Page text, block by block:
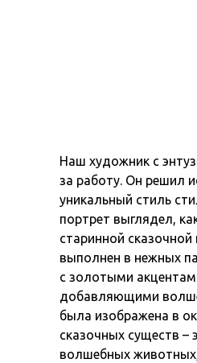
Наш художник с
за работу. Он решил
уникальный стиль
портрет выглядел,
старинной
выполнен в нежных
с золотыми
добавляющими
была изображена в
сказочных существ –
волшебных